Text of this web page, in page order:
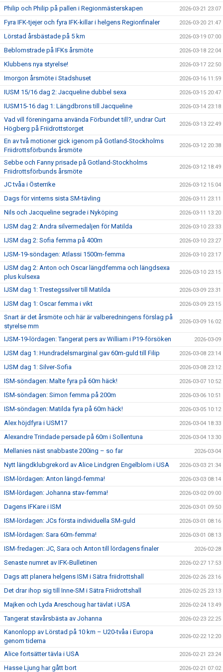
Philip och Philip på pallen i Regionmästerskapen 2026-03-21 23:07
Fyra IFK-tjejer och fyra IFK-killar i helgens Regionfinaler 2026-03-20 21:47
Lörstad årsbästade på 5 km 2026-03-19 07:00
Beblomstrade på IFKs årsmöte 2026-03-18 22:04
Klubbens nya styrelse! 2026-03-17 22:50
Imorgon årsmöte i Stadshuset 2026-03-16 11:59
IUSM 15/16 dag 2: Jacqueline dubbel sexa 2026-03-15 20:47
IUSM15-16 dag 1: Längdbrons till Jacqueline 2026-03-14 23:18
Vad vill föreningarna använda Förbundet till?, undrar Curt
Högberg på Friidrottstorget
2026-03-13 22:49
En av två motioner gick igenom på Gotland-Stockholms
Friidrottsförbunds årsmöte
2026-03-12 20:38
Sebbe och Fanny prisade på Gotland-Stockholms
Friidrottsförbunds årsmöte
2026-03-12 18:49
JC tvåa i Österrike 2026-03-12 15:04
Dags för vinterns sista SM-tävling 2026-03-11 23:11
Nils och Jacqueline segrade i Nyköping 2026-03-11 13:20
IJSM dag 2: Andra silvermedaljen för Matilda 2026-03-10 23:33
IJSM dag 2: Sofia femma på 400m 2026-03-10 23:27
IJSM-19-söndagen: Atlassi 1500m-femma 2026-03-10 23:17
IJSM dag 2: Anton och Oscar längdfemma och längdsexa
plus kulsexa
2026-03-10 23:15
IJSM dag 1: Trestegssilver till Matilda 2026-03-09 23:31
IJSM dag 1: Oscar femma i vikt 2026-03-09 23:15
Snart är det årsmöte och här är valberedningens förslag på
styrelse mm
2026-03-09 16:02
IJSM-19-lördagen: Tangerat pers av William i P19-försöken 2026-03-09
IJSM dag 1: Hundradelsmarginal gav 60m-guld till Filip 2026-03-08 23:14
IJSM dag 1: Silver-Sofia 2026-03-08 23:12
ISM-söndagen: Malte fyra på 60m häck! 2026-03-07 10:52
ISM-söndagen: Simon femma på 200m 2026-03-06 10:51
ISM-söndagen: Matilda fyra på 60m häck! 2026-03-05 10:12
Alex höjdfyra i USM17 2026-03-04 18:33
Alexandre Trindade persade på 60m i Sollentuna 2026-03-04 13:30
Mellanies näst snabbaste 200ing – so far 2026-03-04
Nytt längdklubgrekord av Alice Lindgren Engelblom i USA 2026-03-03 21:34
ISM-lördagen: Anton längd-femma! 2026-03-03 08:14
ISM-lördagen: Johanna stav-femma! 2026-03-02 09:00
Dagens IFKare i ISM 2026-03-01 09:50
ISM-lördagen: JCs första individuella SM-guld 2026-03-01 08:16
ISM-lördagen: Sara 60m-femma! 2026-03-01 08:13
ISM-fredagen: JC, Sara och Anton till lördagens finaler 2026-02-28
Senaste numret av IFK-Bulletinen 2026-02-27 17:53
Dags att planera helgens ISM i Sätra friidrottshall 2026-02-26 23:16
Det drar ihop sig till Inne-SM i Sätra Friidrottshall 2026-02-25 23:13
Majken och Lyda Areschoug har tävlat i USA 2026-02-24 13:49
Tangerat stavårsbästa av Johanna 2026-02-23 22:25
Kanonlopp av Lörstad på 10 km – U20-tvåa i Europa
genom tiderna
2026-02-22 12:20
Alice fortsätter tävla i USA 2026-02-21 23:24
Hasse Ljung har gått bort 2026-02-21 07:02